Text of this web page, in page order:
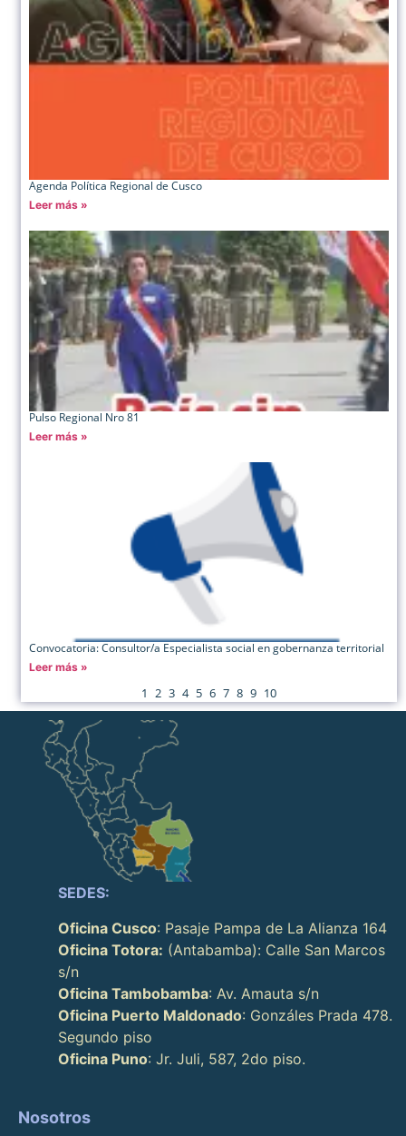
Agenda Política Regional de Cusco
Leer más »
Pulso Regional Nro 81
Leer más »
Convocatoria: Consultor/a Especialista social en gobernanza territorial
Leer más »
1 2 3 4 5 6 7 8 9 10
SEDES:
Oficina Cusco: Pasaje Pampa de La Alianza 164
Oficina Totora: (Antabamba): Calle San Marcos
s/n
Oficina Tambobamba: Av. Amauta s/n
Oficina Puerto Maldonado: Gonzáles Prada 478.
Segundo piso
Oficina Puno: Jr. Juli, 587, 2do piso.
Nosotros